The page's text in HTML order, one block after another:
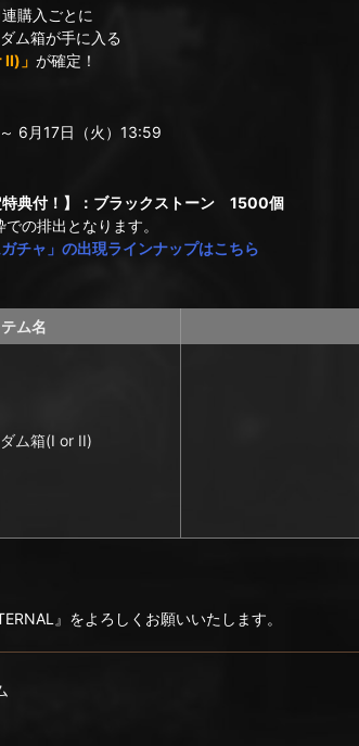
購入ごとに
ム箱が手に入る
」 が確定！
6月17日（火）13:59
典付！】：ブラックストーン 1500個
の排出となります。
ガチャ」の出現ラインナップはこちら
ム名
ム箱(I or II)
』をよろしくお願いいたします。